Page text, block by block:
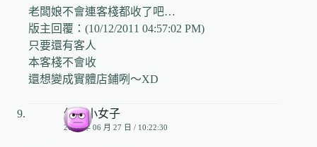
老闆娘不會連客棧都收了吧…
版主回覆：(10/12/2011 04:57:02 PM)
只要還有客人
本客棧不會收
還想變成實體店鋪咧～XD
俏皮小女子
2009 年 06 月 27 日 / 10:22:30